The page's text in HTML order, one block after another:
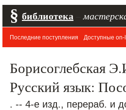
§ библиотека
Последние поступления Доступные on-
Борисоглебская
Русский язык:
. -- 4-е изд., перераб. и